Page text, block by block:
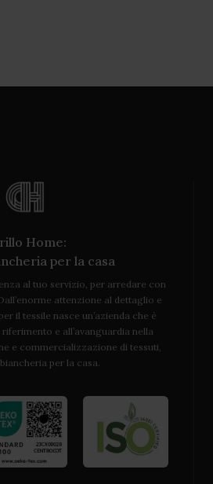
Home:
per la casa
al tuo servizio, per arredare con
attenzione al dettaglio e
il tessile nasce un’azienda che è
e all’avanguardia nella
e commercializzazione di tessuti,
per la casa.